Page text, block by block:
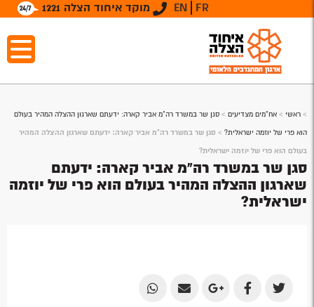
מוקד איחוד הצלה 1221 EN FR
> ראשי > אח"מים מצדיעים > סגן שר במשרד רה"מ אביר קארה: ידעתם שארגון ההצלה המהיר בעולם
הוא פרי של יוזמה ישראלית? > סגן שר במשרד רה"מ אביר קארה: ידעתם שארגון ההצלה המהיר
בעולם הוא פרי של יוזמה ישראלית?
סגן שר במשרד רה"מ אביר קארה: ידעתם
שארגון ההצלה המהיר בעולם הוא פרי של יוזמה
ישראלית?
Share
Share
Share
Share
Share